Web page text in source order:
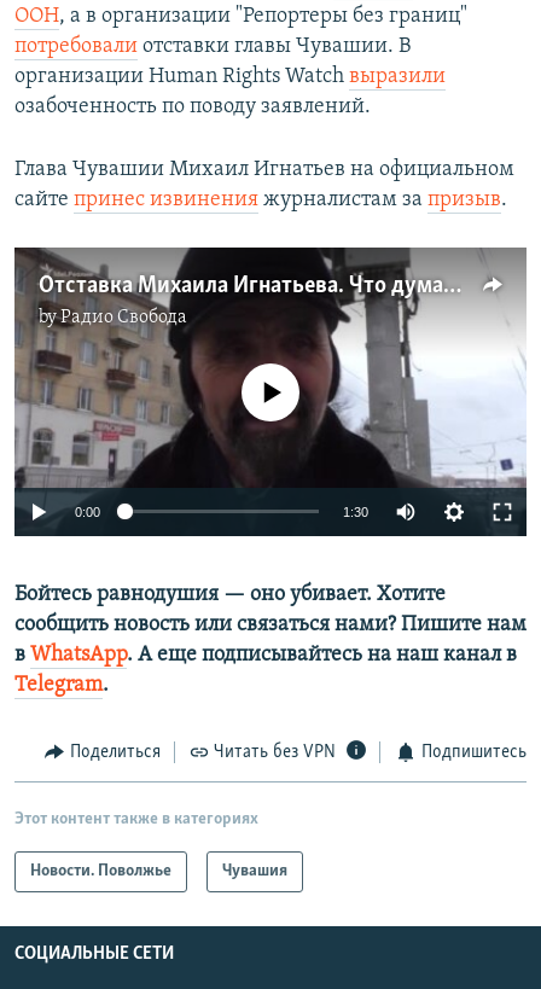
ООН, а в организации "Репортеры без границ"
потребовали отставки главы Чувашии. В
организации Human Rights Watch выразили
озабоченность по поводу заявлений.
Глава Чувашии Михаил Игнатьев на официальном
сайте принес извинения журналистам за призыв.
Отставка Михаила Игнатьева. Что думают в Чувашии?
byРадио Свобода
Auto 270p 360p 404p
No media source currently available
0:00 1:30
360p
404p
Бойтесь равнодушия — оно убивает. Хотите
сообщить новость или связаться нами? Пишите нам
в WhatsApp. А еще подписывайтесь на наш канал в
Telegram.
Поделиться Читать без VPN Подпишитесь
Этот контент также в категориях
Новости. Поволжье Чувашия
СОЦИАЛЬНЫЕ СЕТИ